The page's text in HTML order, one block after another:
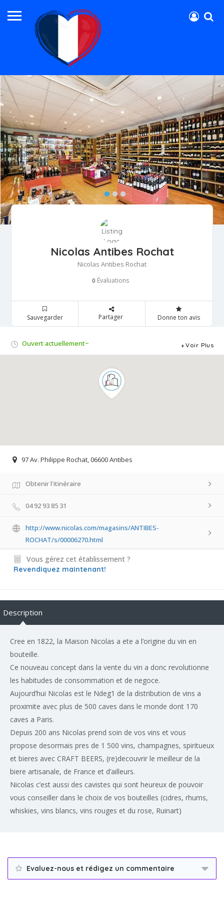
Nicolas Antibes Rochat
Nicolas Antibes Rochat
0 Évaluations
Sauvegarder Partager Donne ton avis
Ouvert actuellement~ Voir Plus
97 Av. Philippe Rochat, 06600 Antibes
Obtenir l'itinéraire
04 92 93 85 31
http://www.nicolas.com/magasins/ANTIBES-
ROCHAT/s/00006270.html
Vous gérez cet établissement ?
Revendiquez maintenant!
Description
Cree en 1822, la Maison Nicolas a ete a l’origine du vin en
bouteille.
Ce nouveau concept dans la vente du vin a donc revolutionne
les habitudes de consommation et de negoce.
Aujourd’hui Nicolas est le Ndeg1 de la distribution de vins a
proximite avec plus de 500 caves dans le monde dont 170
caves a Paris.
Depuis 200 ans Nicolas prend soin de vos vins et vous
propose desormais pres de 1 500 vins, champagnes, spiritueux
et bieres avec CRAFT BEERS, (re)decouvrir le meilleur de la
biere artisanale, de France et d’ailleurs.
Nicolas c’est aussi des cavistes qui sont heureux de pouvoir
vous conseiller dans le choix de vos bouteilles (cidres, rhums,
whiskies, vins blancs, vins rouges et du rose, Ruinart)
Evaluez-nous et rédigez un commentaire